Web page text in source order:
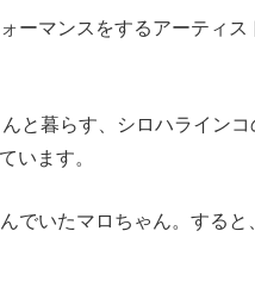
ーマンスをするアーティ
んと暮らす、シロハラインコ
います。
でいたマロちゃん。すると